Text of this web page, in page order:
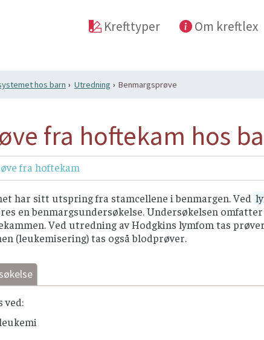
Krefttyper Om kreftlex
hos barn Utredning Benmargsprøve
fra hoftekam hos
fra hoftekam
har sitt utspring fra stamcellene i benmargen. Ved
en benmargsundersøkelse. Undersøkelsen
Ved utredning av Hodgkins lymfom tas
(leukemisering) tas også blodprøver.
under mikroskop (
ved: